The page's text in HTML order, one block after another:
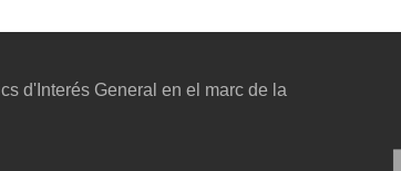
d'Interés General en el marc de la